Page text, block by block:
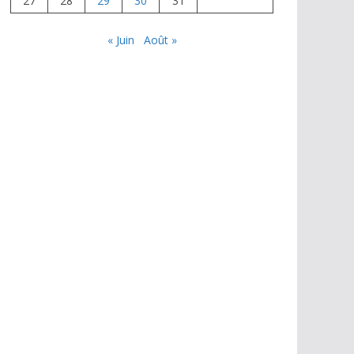
« Juin Août »